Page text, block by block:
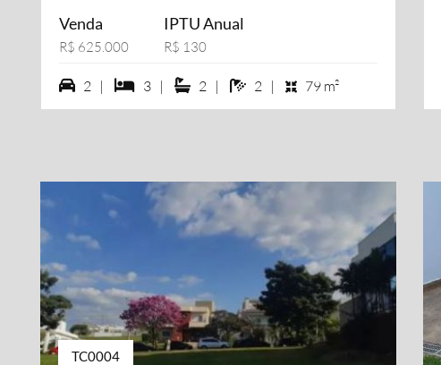
Venda
R$ 625.000
IPTU Anual
R$ 130
2 vagas na garagem
2 | 3 dormiórios
3 | 2 suítes
2 | 2 banheiros
2 | 79 m²
TC0004